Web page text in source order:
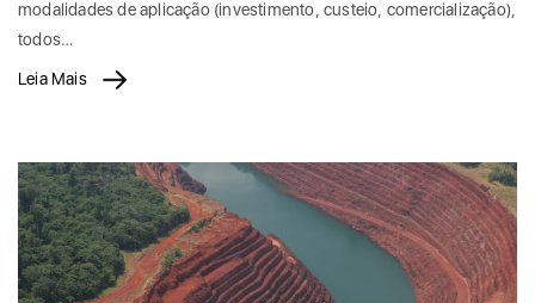
modalidades de aplicação (investimento, custeio, comercialização),
todos…
Leia Mais